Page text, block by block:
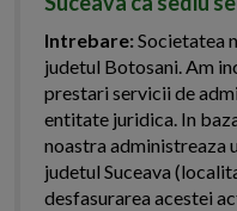
Intrebare:Societatea
judetul Botosani. Am
prestari servicii de
entitate juridica. In
noastra administreaza
judetul Suceava
desfasurarea acestei